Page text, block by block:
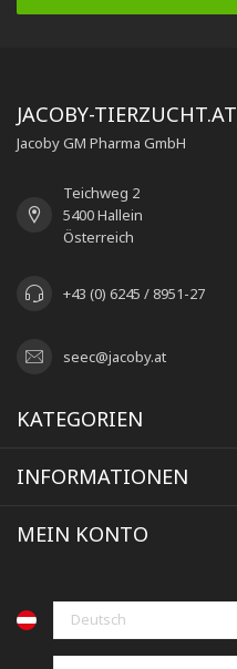
JACOBY-TIERZUCHT.AT
Jacoby GM Pharma GmbH
Teichweg 2
5400 Hallein
Österreich
+43 (0) 6245 / 8951-27
seec@jacoby.at
KATEGORIEN
INFORMATIONEN
MEIN KONTO